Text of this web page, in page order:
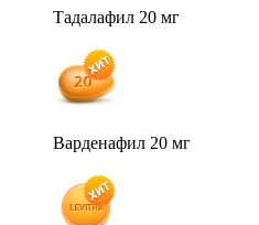
Тадалафил 20 мг
Варденафил 20 мг